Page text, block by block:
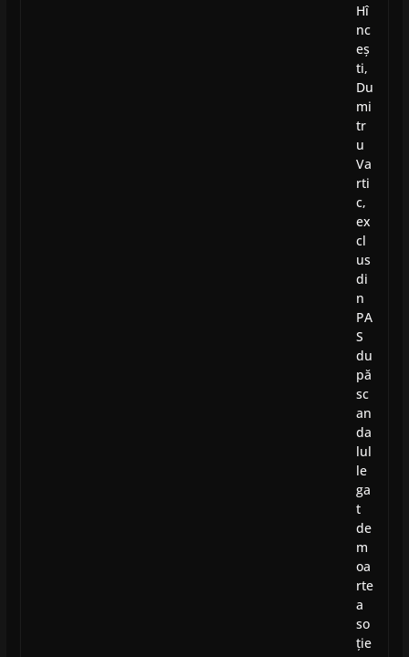
Hî
nc
eș
ti,
Du
mi
tr
u
Va
rti
c,
ex
cl
us
di
n
PA
S
du
pă
sc
an
da
lul
le
ga
t
de
m
oa
rte
a
so
ție